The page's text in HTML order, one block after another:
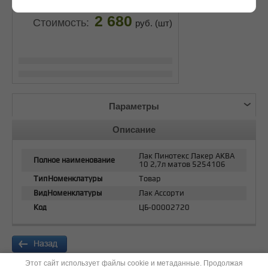
Стоимость: 2 680 руб. (шт)
Параметры
Описание
Полное наименование
Лак Пинотекс Лакер АКВА
10 2,7л матов 5254106
ТипНоменклатуры
Товар
ВидНоменклатуры
Лак Ассорти
Код
ЦБ-00002720
Этот сайт использует файлы cookie и метаданные. Продолжая